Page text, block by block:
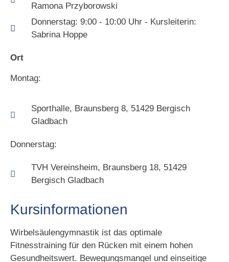
Ramona Przyborowski
Donnerstag: 9:00 - 10:00 Uhr - Kursleiterin:
Sabrina Hoppe
Ort
Montag:
Sporthalle, Braunsberg 8, 51429 Bergisch
Gladbach
Donnerstag:
TVH Vereinsheim, Braunsberg 18, 51429
Bergisch Gladbach
Kursinformationen
Wirbelsäulengymnastik ist das optimale
Fitnesstraining für den Rücken mit einem hohen
Gesundheitswert. Bewegungsmangel und einseitige